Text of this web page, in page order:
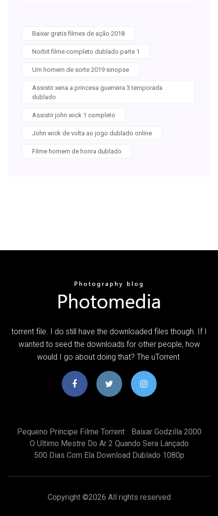
Baixar gratis filmes de ação 2018
Norbit filme completo dublado parte 1
Um homem de sorte 2019 sinopse
Assistir xena a princesa guerreira 3 temporada
dublado
Assistir john wick 1 completo
John wick de volta ao jogo dublado online
Filme homem de honra dublado
torrent file. I do still have the downloaded files though. If I
wanted to seed the downloads for other people, how
would I go about doing that? The uTorrent
Pequeno Principe Filme Torrent
Baixar Godzilla 2000
O Ultimo Mestre Do Ar 2 Quando Sera Lançado
500 Dias Com Ela Download Dublado 1080p
Copyright ©2026 All rights reserved